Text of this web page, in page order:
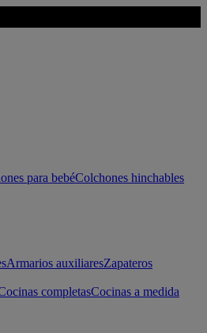
para bebéColchones hinchables
Armarios auxiliaresZapateros
completasCocinas a medida